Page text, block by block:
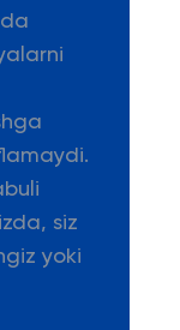
siz
yoki